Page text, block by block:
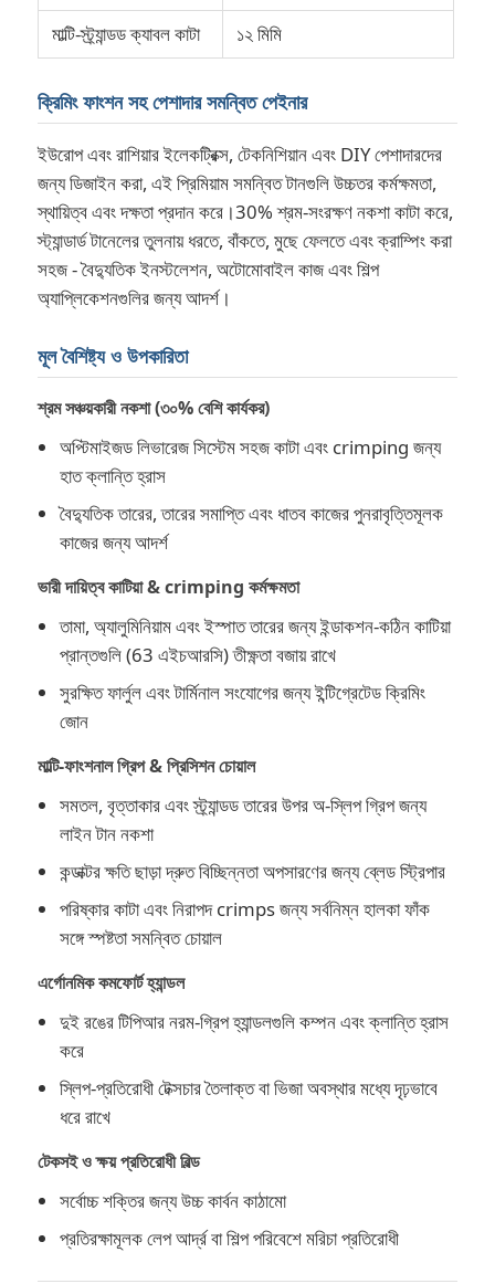
বাড়ি
পণ্য
ভিডিও
আমাদের সম্পর্কে
খবর
উদ্ধৃতির জন্য আবেদন
কম্বিনেশন প্লায়ার্স
লম্বা নাকের প্লায়ার্স
সাইড কাটিং পেইঞ্জার
শেষ কাটিং প্লায়ার
মাল্টিফাংশন প্লিজ
তারের স্ট্রিপার
সংমিশ্রণ কাঁচি
মাল্টি-স্ট্র্যান্ডড ক্যাবল কাটা
১২ মিমি
ক্রিমিং ফাংশন সহ পেশাদার সমন্বিত পেইনার
ইউরোপ এবং রাশিয়ার ইলেকট্রিক্স, টেকনিশিয়ান এবং DIY পেশাদারদের
জন্য ডিজাইন করা, এই প্রিমিয়াম সমন্বিত টানগুলি উচ্চতর কর্মক্ষমতা,
স্থায়িত্ব এবং দক্ষতা প্রদান করে।30% শ্রম-সংরক্ষণ নকশা কাটা করে,
স্ট্যান্ডার্ড টানেলের তুলনায় ধরতে, বাঁকতে, মুছে ফেলতে এবং ক্রাম্পিং করা
সহজ - বৈদ্যুতিক ইনস্টলেশন, অটোমোবাইল কাজ এবং শিল্প
অ্যাপ্লিকেশনগুলির জন্য আদর্শ।
মূল বৈশিষ্ট্য ও উপকারিতা
শ্রম সঞ্চয়কারী নকশা (৩০% বেশি কার্যকর)
অপ্টিমাইজড লিভারেজ সিস্টেম সহজ কাটা এবং crimping জন্য
হাত ক্লান্তি হ্রাস
বৈদ্যুতিক তারের, তারের সমাপ্তি এবং ধাতব কাজের পুনরাবৃত্তিমূলক
কাজের জন্য আদর্শ
ভারী দায়িত্ব কাটিয়া & crimping কর্মক্ষমতা
তামা, অ্যালুমিনিয়াম এবং ইস্পাত তারের জন্য ইন্ডাকশন-কঠিন কাটিয়া
প্রান্তগুলি (63 এইচআরসি) তীক্ষ্ণতা বজায় রাখে
সুরক্ষিত ফার্লুল এবং টার্মিনাল সংযোগের জন্য ইন্টিগ্রেটেড ক্রিমিং
জোন
মাল্টি-ফাংশনাল গ্রিপ & প্রিসিশন চোয়াল
সমতল, বৃত্তাকার এবং স্ট্র্যান্ডড তারের উপর অ-স্লিপ গ্রিপ জন্য
লাইন টান নকশা
কন্ডাক্টর ক্ষতি ছাড়া দ্রুত বিচ্ছিন্নতা অপসারণের জন্য ব্লেড স্ট্রিপার
পরিষ্কার কাটা এবং নিরাপদ crimps জন্য সর্বনিম্ন হালকা ফাঁক
সঙ্গে স্পষ্টতা সমন্বিত চোয়াল
এর্গোনমিক কমফোর্ট হ্যান্ডল
দুই রঙের টিপিআর নরম-গ্রিপ হ্যান্ডলগুলি কম্পন এবং ক্লান্তি হ্রাস
করে
স্লিপ-প্রতিরোধী টেক্সচার তৈলাক্ত বা ভিজা অবস্থার মধ্যে দৃঢ়ভাবে
ধরে রাখে
টেকসই ও ক্ষয় প্রতিরোধী বিল্ড
সর্বোচ্চ শক্তির জন্য উচ্চ কার্বন কাঠামো
প্রতিরক্ষামূলক লেপ আর্দ্র বা শিল্প পরিবেশে মরিচা প্রতিরোধী